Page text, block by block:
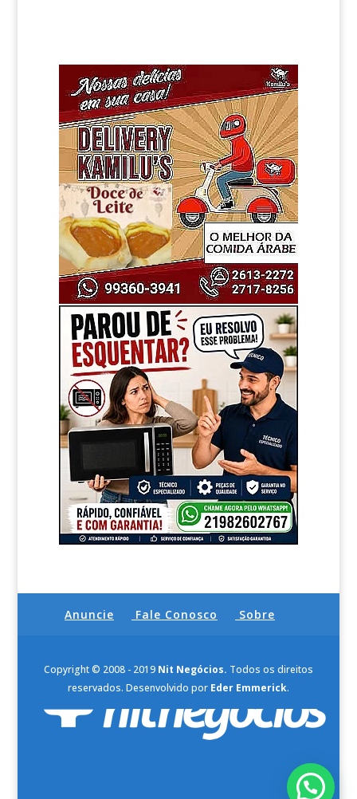
Anuncie Fale Conosco Sobre
Copyright © 2008 - 2019 Nit Negócios. Todos os direitos
reservados. Desenvolvido por Eder Emmerick.